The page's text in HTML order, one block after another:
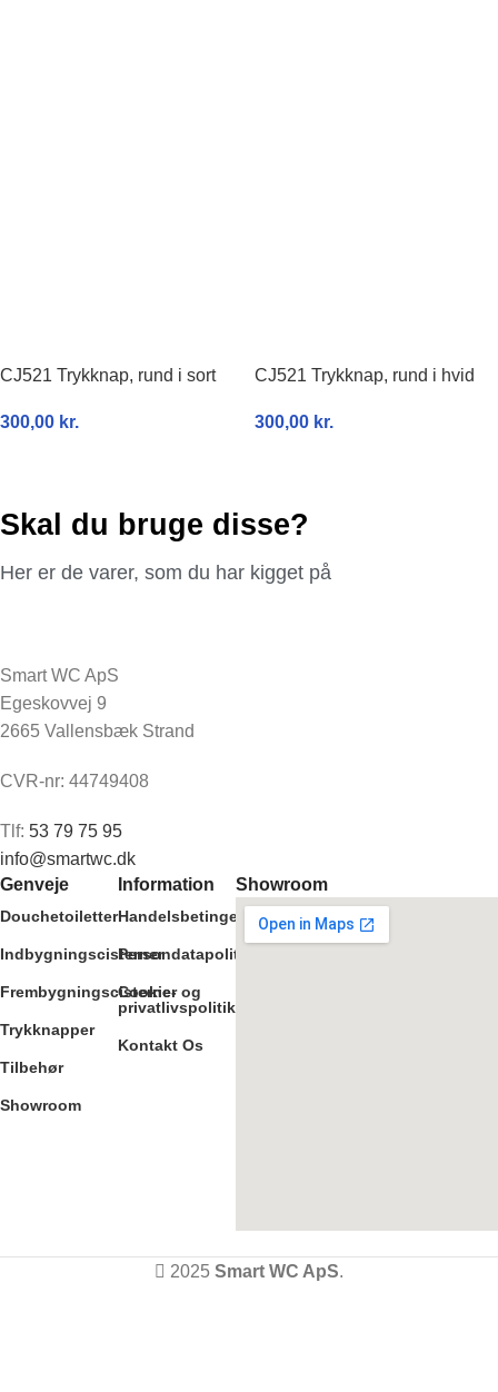
CJ521 Trykknap, rund i sort
300,00 kr.
CJ521 Trykknap, rund i hvid
300,00 kr.
Skal du bruge disse?
Her er de varer, som du har kigget på
Smart WC ApS
Egeskovvej 9
2665 Vallensbæk Strand
CVR-nr: 44749408
Tlf: 53 79 75 95
info@smartwc.dk
Genveje
Douchetoiletter
Indbygningscisterner
Frembygningscisterner
Trykknapper
Tilbehør
Showroom
Information
Handelsbetingelser
Persondatapolitik
Cookie- og
privatlivspolitik
Kontakt Os
Showroom
2025 Smart WC ApS.